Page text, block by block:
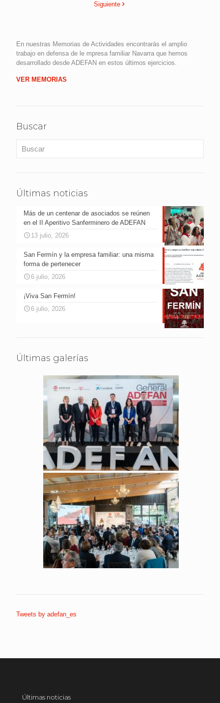
Siguiente
En nuestras Memorias de Actividades encontrarás el amplio
trabajo en defensa de le mpresa familiar Navarra que hemos
desarrollado desde ADEFAN en estos últimos ejercicios.
VER MEMORIAS
Buscar
Últimas noticias
Más de un centenar de asociados se reúnen
en el II Aperitivo Sanferminero de ADEFAN
13 julio, 2026
San Fermín y la empresa familiar: una misma
forma de pertenecer
6 julio, 2026
¡Viva San Fermín!
6 julio, 2026
Últimas galerías
Tweets by adefan_es
Últimas noticias